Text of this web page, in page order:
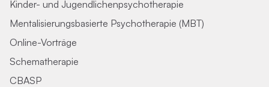
Kinder- und Jugendlichenpsychotherapie
Mentalisierungsbasierte Psychotherapie (MBT)
Online-Vorträge
Schematherapie
CBASP